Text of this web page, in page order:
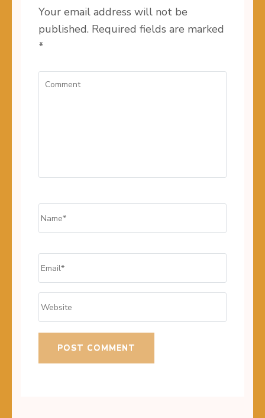
Your email address will not be
published. Required fields are marked
*
Comment
Name
Email
Website